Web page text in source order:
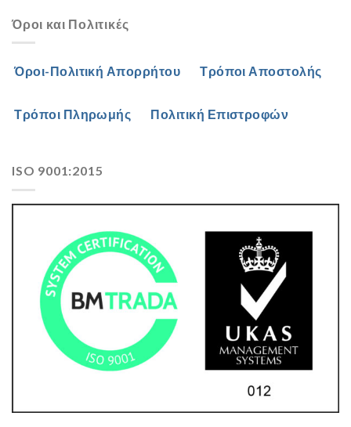
Όροι και Πολιτικές
Όροι-Πολιτική Απορρήτου Τρόποι Αποστολής
Τρόποι Πληρωμής Πολιτική Επιστροφών
ISO 9001:2015